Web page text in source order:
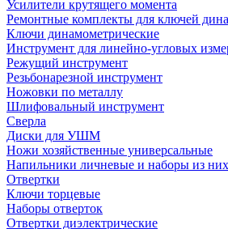
Усилители крутящего момента
Ремонтные комплекты для ключей
Ключи динамометрические
Инструмент для линейно-угловых
Режущий инструмент
Резьбонарезной инструмент
Ножовки по металлу
Шлифовальный инструмент
Сверла
Диски для УШМ
Ножи хозяйственные универсальные
Напильники личневые и наборы из них
Отвертки
Ключи торцевые
Наборы отверток
Отвертки диэлектрические